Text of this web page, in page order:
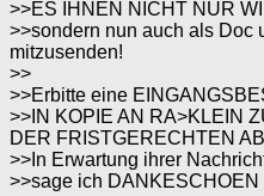
>>ES IHNEN NICHT NUR
>>sondern nun auch als Doc
mitzusenden!
>>
>>Erbitte eine
>>IN KOPIE AN RA>KLEIN
DER FRISTGERECHTEN
>>In Erwartung ihrer
>>sage ich DANKESCHOEN